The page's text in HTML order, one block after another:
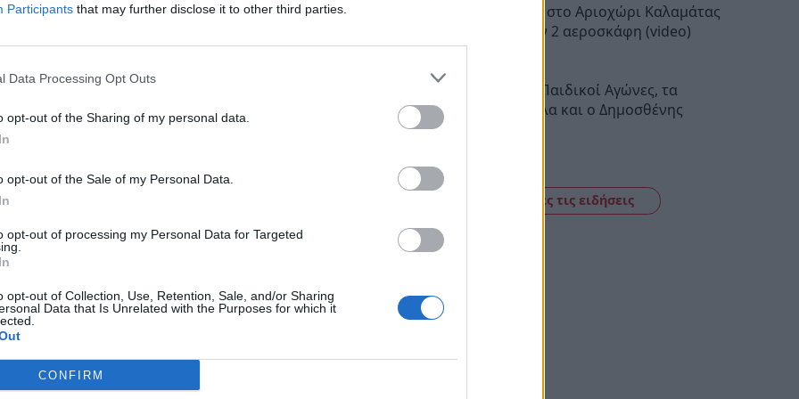
Participants that may further disclose it to other third parties.
Data Processing Opt Outs
opt-out of the Sharing of my personal data.
opt-out of the Sale of my Personal Data.
opt-out of processing my Personal Data for Targeted
opt-out of Collection, Use, Retention, Sale, and/or Sharing
Data that Is Unrelated with the Purposes for which it
CONFIRM
ότι η εν λόγω συνάντηση
μεταξύ μελών των Διοικήσεων του
Ε.Β.Ε. του νομού, του Βουλευτή
Λακωνίας του ΣΥΡΙΖΑ σε συνέχεια των
του νομού και των συναντήσεων που
πυροσβέστες, κτηνοτρόφους και
οι απόψεις των δύο πλευρών για
εποικοδομητικό κλίμα και με σκοπό την
λύσεων σε επίμαχα ζητήματα».
διαμαρτυρία τους για το γεγονός πως δεν
παραγωγικούς φορείς, στην ανακοίνωση
στην ερχόμενη βδομάδα θα υπάρχουν
και μετά την οριστικοποίηση των
Φωτιά τώρα στο Αριοχώρι Καλαμάτας
– Επιχειρούν 2 αεροσκάφη (video)
Οι Διεθνείς Παιδικοί Αγώνες, τα
Λακωνόπουλα και ο Δημοσθένης
Δείτε όλες τις ειδήσεις